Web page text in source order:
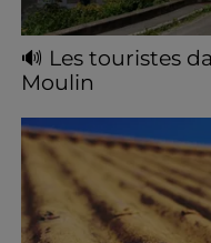
🔊 Les touristes
Moulin
les sorties estivales